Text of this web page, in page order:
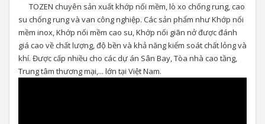
TOZEN chuyên sản xuất khớp nối mềm, lò xo chống rung, cao
su chống rung và van công nghiệp. Các sản phẩm như Khớp nối
mềm inox, Khớp nối mềm cao su, Khớp nối giãn nở được đánh
giá cao về chất lượng, độ bền và khả năng kiểm soát chất lỏng và
khí. Được cấp nhiều cho các dự án Sân Bay, Tòa nhà cao tầng,
Trung tâm thương mại,... lớn tại Việt Nam.